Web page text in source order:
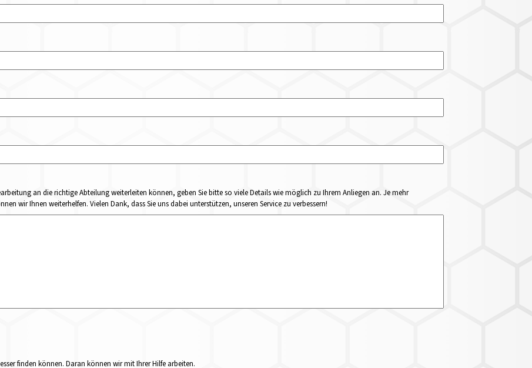
an die richtige Abteilung weiterleiten können, geben Sie bitte so viele Details wie möglich zu Ihrem Anliegen an. Je mehr
wir Ihnen weiterhelfen. Vielen Dank, dass Sie uns dabei unterstützen, unseren Service zu verbessern!
finden können. Daran können wir mit Ihrer Hilfe arbeiten.